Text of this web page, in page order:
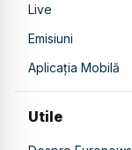
Live
Emisiuni
Aplicația Mobilă
Utile